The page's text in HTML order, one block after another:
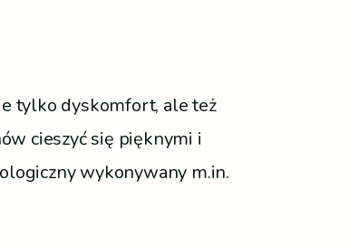
tylko dyskomfort, ale też
cieszyć się pięknymi i
wykonywany m.in.